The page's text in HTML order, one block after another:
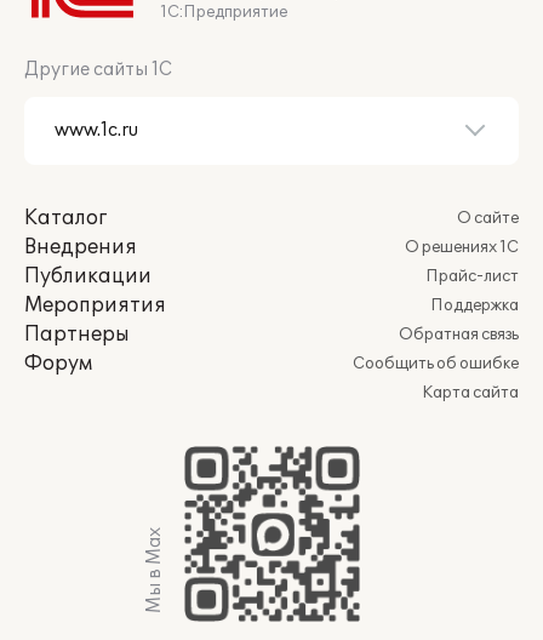
1С:Предприятие
Другие сайты 1С
Каталог
Внедрения
Публикации
Мероприятия
Партнеры
Форум
О сайте
О решениях 1С
Прайс-лист
Поддержка
Обратная связь
Сообщить об ошибке
Карта сайта
Мы в Max